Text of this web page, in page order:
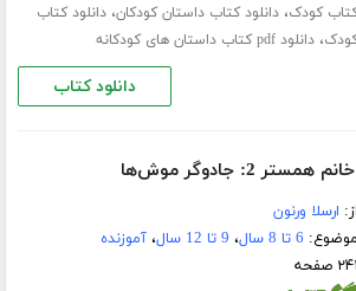
کودک،دانلود کتاب داستان کودکان،دانلود کتاب
،دانلود pdf کتاب داستان های کودکانه
دانلود کتاب
2: جادوگر موش‌ها
از: ارسلا ورنون
موضوع: 6 تا 8 سال ، 9 تا 12 سال ،آموزنده
۲۴۱ صفحه